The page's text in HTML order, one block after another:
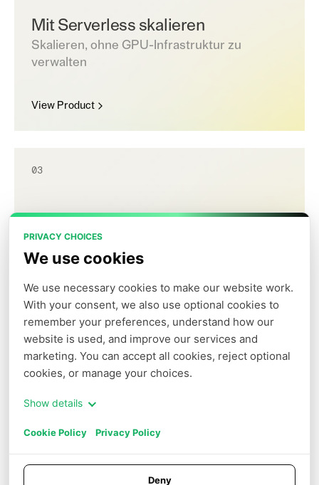
PRIVACY CHOICES
We use cookies
We use necessary cookies to make our website work.
With your consent, we also use optional cookies to
remember your preferences, understand how our
website is used, and improve our services and
marketing. You can accept all cookies, reject optional
cookies, or manage your choices.
Show details
Cookie Policy Privacy Policy
Deny
Mit Serverless skalieren
Skalieren, ohne GPU-Infrastruktur zu
verwalten
View Product
03
Mit GPU-Instanz bereitstellen
Kosten um bis zu 50 % senken
View Product
04
Agent Sandbox starten
skalierbare KI-Agenten